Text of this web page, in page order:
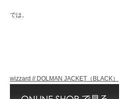
では。
wizzard // DOLMAN JACKET（BLACK）